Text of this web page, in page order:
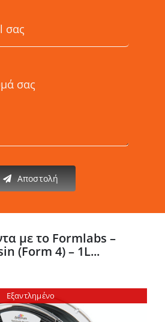
Αποστολή
με το Formlabs –
(Form 4) – 1L...
Εξαντλημένο